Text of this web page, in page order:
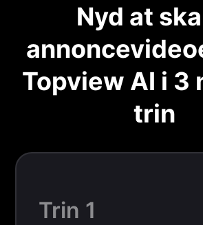
Nyd at
Topview AI i 3
trin
Trin 1